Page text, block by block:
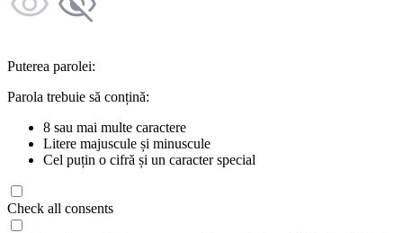
Puterea parolei:
Parola trebuie să conțină:
8 sau mai multe caractere
Litere majuscule și minuscule
Cel puțin o cifră și un caracter special
Check all consents